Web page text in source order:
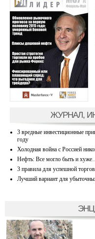
ЖУРНАЛ,
3 вредные инвестиционные
году
Холодная война с Россией
Нефть: Все могло быть и хуже…
3 правила для успешной
Лучший вариант для